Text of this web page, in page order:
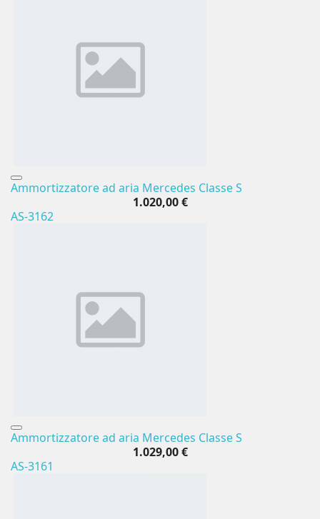
Ammortizzatore ad aria Mercedes Classe S
1.020,00 €
AS-3162
Ammortizzatore ad aria Mercedes Classe S
1.029,00 €
AS-3161